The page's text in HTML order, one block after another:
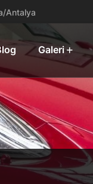
Antalya
Galeri